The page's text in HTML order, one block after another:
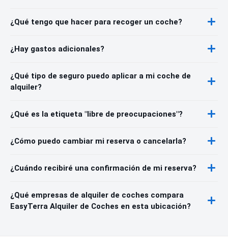
¿Qué tengo que hacer para recoger un coche?
¿Hay gastos adicionales?
¿Qué tipo de seguro puedo aplicar a mi coche de
alquiler?
¿Qué es la etiqueta "libre de preocupaciones"?
¿Cómo puedo cambiar mi reserva o cancelarla?
¿Cuándo recibiré una confirmación de mi reserva?
¿Qué empresas de alquiler de coches compara
EasyTerra Alquiler de Coches en esta ubicación?